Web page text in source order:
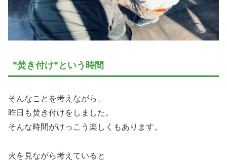
”焚き付け”という時間
そんなことを考えながら、
昨日も焚き付けをしました。
そんな時間がけっこう楽しくもあります。
火を見ながら考えていると